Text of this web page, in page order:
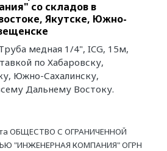
со складов в
Якутске, Южно-
медная 1/4", ICG, 15м,
по Хабаровску,
Южно-Сахалинску,
Дальнему Востоку.
ОБЩЕСТВО С ОГРАНИЧЕННОЙ
"ИНЖЕНЕРНАЯ КОМПАНИЯ" ОГРН